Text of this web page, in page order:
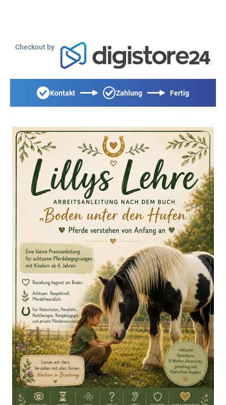
Checkout by
Kontakt Zahlung Fertig